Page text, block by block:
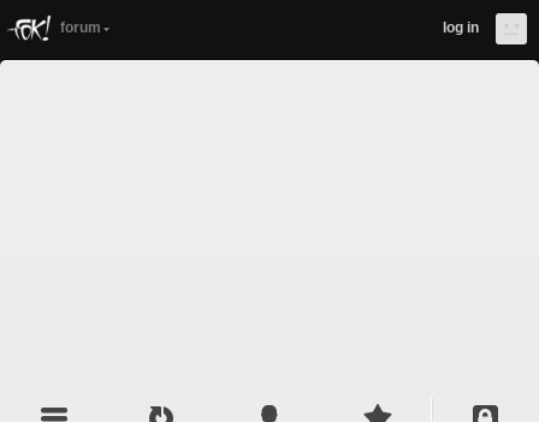
forum log in